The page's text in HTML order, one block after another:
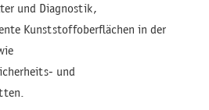
und Diagnostik,
Kunststoffoberflächen in der
und